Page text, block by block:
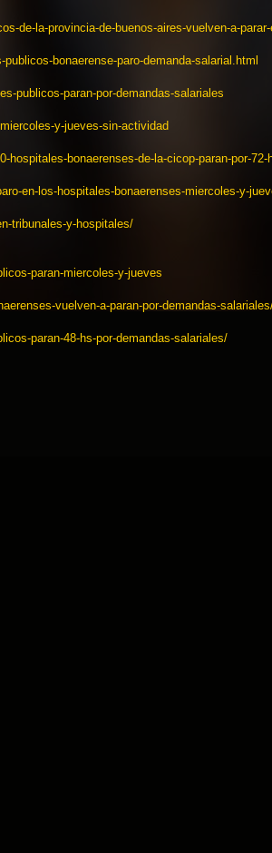
de-la-provincia-de-buenos-aires-vuelven-a-
publicos-bonaerense-paro-demanda-salarial.html
publicos-paran-por-demandas-salariales
y-jueves-sin-actividad
hospitales-bonaerenses-de-la-cicop-paran-por-72-
en-los-hospitales-bonaerenses-miercoles-y-
tribunales-y-hospitales/
paran-miercoles-y-jueves
vuelven-a-paran-por-demandas-
paran-48-hs-por-demandas-salariales/